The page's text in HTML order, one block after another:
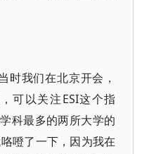
时我们在北京开会，
可以关注ESI这个指
科最多的两所大学的
噔了一下，因为我在